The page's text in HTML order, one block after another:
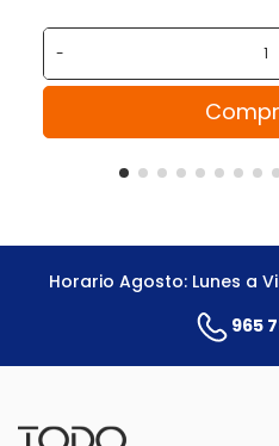
-
Horario Agosto: Lunes a
965